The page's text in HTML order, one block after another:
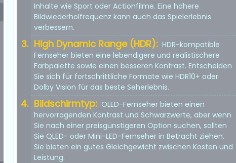
Inhalte wie Sport oder Actionfilme. Eine höhere
Bildwiederholfrequenz kann auch das Spielerlebnis
verbessern.
High Dynamic Range (HDR): HDR-kompatible
Fernseher bieten eine lebendigere und realistischere
Farbpalette sowie einen besseren Kontrast. Entscheiden
Sie sich für fortschrittliche Formate wie HDR10+ oder
Dolby Vision für das beste Seherlebnis.
Bildschirmtyp: OLED-Fernseher bieten einen
hervorragenden Kontrast und Schwarzwerte, aber wenn
Sie nach einer preisgünstigeren Option suchen, sollten
Sie QLED- oder Mini-LED-Fernseher in Betracht ziehen.
Sie bieten ein gutes Gleichgewicht zwischen Kosten und
Leistung.